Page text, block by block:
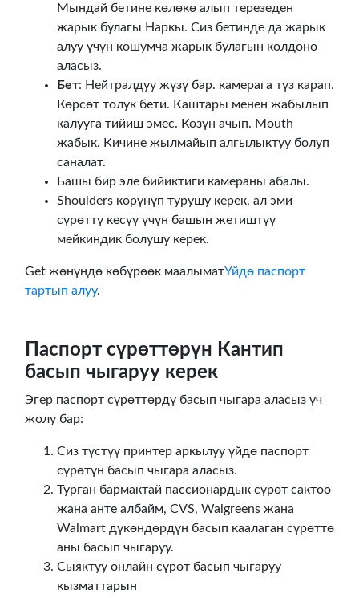
Мындай бетине көлөкө алып терезеден
жарык булагы Наркы. Сиз бетинде да жарык
алуу үчүн кошумча жарык булагын колдоно
аласыз.
Бет: Нейтралдуу жүзү бар. камерага түз карап.
Көрсөт толук бети. Каштары менен жабылып
калууга тийиш эмес. Көзүн ачып. Mouth
жабык. Кичине жылмайып алгылыктуу болуп
саналат.
Башы бир эле бийиктиги камераны абалы.
Shoulders көрүнүп турушу керек, ал эми
сүрөттү кесүү үчүн башын жетиштүү
мейкиндик болушу керек.
Get жөнүндө көбүрөөк маалыматҮйдө паспорт
тартып алуу.
Паспорт сүрөттөрүн Кантип
басып чыгаруу керек
Эгер паспорт сүрөттөрдү басып чыгара аласыз үч
жолу бар:
Сиз түстүү принтер аркылуу үйдө паспорт
сүрөтүн басып чыгара аласыз.
Турган бармактай пассионардык сүрөт сактоо
жана анте албайм, CVS, Walgreens жана
Walmart дүкөндөрдүн басып каалаган сүрөттө
аны басып чыгаруу.
Сыяктуу онлайн сүрөт басып чыгаруу
кызматтарын